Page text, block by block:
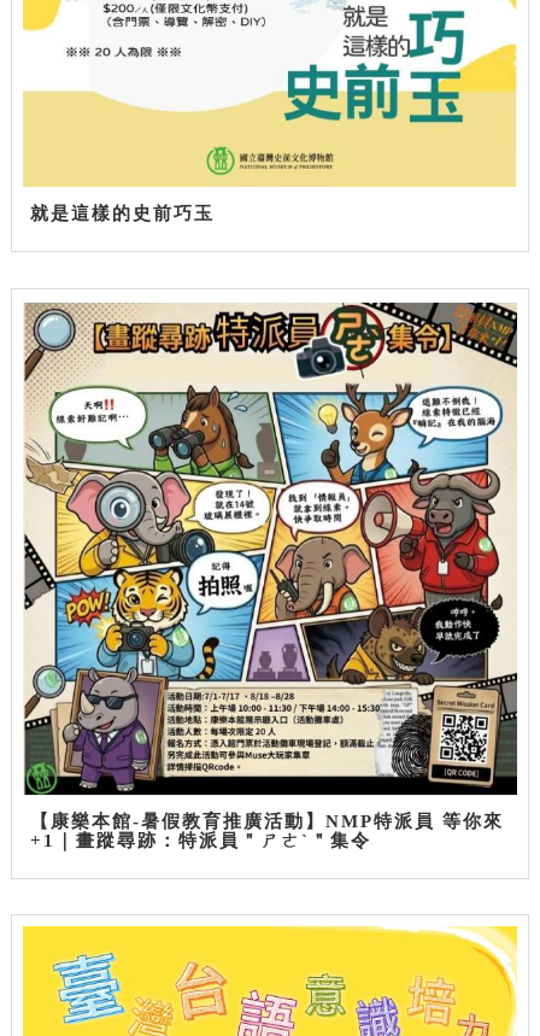
就是這樣的史前巧玉
【康樂本館-暑假教育推廣活動】NMP特派員 等你來
+1｜畫蹤尋跡：特派員＂ㄕㄜˋ＂集令